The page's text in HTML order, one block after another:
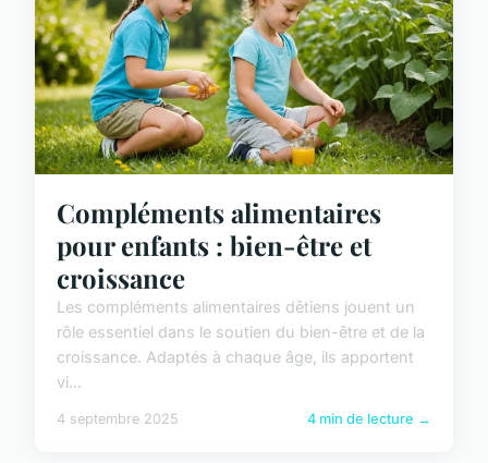
Compléments alimentaires
pour enfants : bien-être et
croissance
Les compléments alimentaires dětiens jouent un
rôle essentiel dans le soutien du bien-être et de la
croissance. Adaptés à chaque âge, ils apportent
vi...
4 septembre 2025 4 min de lecture →